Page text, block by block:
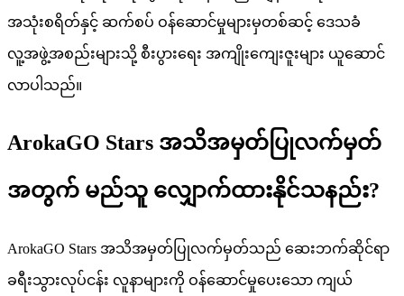
အသုံးစရိတ်နှင့် ဆက်စပ် ဝန်ဆောင်မှုများမှတစ်ဆင့် ဒေသခံ
လူ့အဖွဲ့အစည်းများသို့ စီးပွားရေး အကျိုးကျေးဇူးများ ယူဆောင်
လာပါသည်။
ArokaGO Stars အသိအမှတ်ပြုလက်မှတ်
အတွက် မည်သူ လျှောက်ထားနိုင်သနည်း?
ArokaGO Stars အသိအမှတ်ပြုလက်မှတ်သည် ဆေးဘက်ဆိုင်ရာ
ခရီးသွားလုပ်ငန်း လူနာများကို ဝန်ဆောင်မှုပေးသော ကျယ်